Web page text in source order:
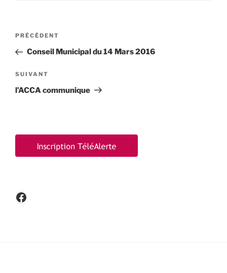
Navigation
l’article
Article
précédent
PRÉCÉDENT
Conseil Municipal du 14 Mars 2016
Article
suivant
SUIVANT
l’ACCA communique
Facebook